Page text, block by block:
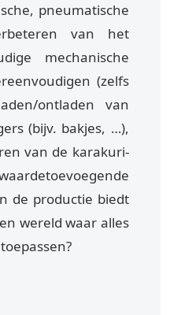
pneumatische
van het
mechanische
(zelfs
ontladen van
(bijv. bakjes, …),
van de karakuri-
de productie biedt
wereld waar alles